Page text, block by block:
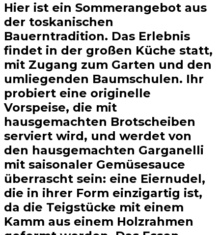
Hier ist ein Sommerangebot aus
der toskanischen
Bauerntradition. Das Erlebnis
findet in der großen Küche statt,
mit Zugang zum Garten und den
umliegenden Baumschulen. Ihr
probiert eine originelle
Vorspeise, die mit
hausgemachten Brotscheiben
serviert wird, und werdet von
den hausgemachten Garganelli
mit saisonaler Gemüsesauce
überrascht sein: eine Eiernudel,
die in ihrer Form einzigartig ist,
da die Teigstücke mit einem
Kamm aus einem Holzrahmen